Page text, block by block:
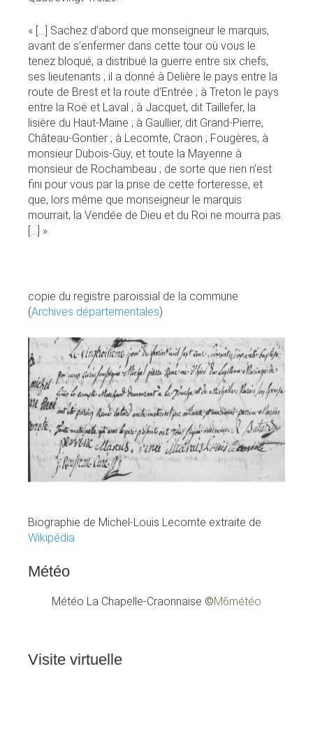
« [...] Sachez d’abord que monseigneur le marquis,
avant de s’enfermer dans cette tour où vous le
tenez bloqué, a distribué la guerre entre six chefs,
ses lieutenants ; il a donné à Delière le pays entre la
route de Brest et la route d’Entrée ; à Treton le pays
entre la Roë et Laval ; à Jacquet, dit Taillefer, la
lisière du Haut-Maine ; à Gaullier, dit Grand-Pierre,
Château-Gontier ; à Lecomte, Craon ; Fougères, à
monsieur Dubois-Guy, et toute la Mayenne à
monsieur de Rochambeau ; de sorte que rien n’est
fini pour vous par la prise de cette forteresse, et
que, lors même que monseigneur le marquis
mourrait, la Vendée de Dieu et du Roi ne mourra pas.
[...] »
copie du registre paroissial de la commune
(Archives départementales)
Biographie de Michel-Louis Lecomte extraite de
Wikipédia
Météo
Météo La Chapelle-Craonnaise ©M6météo
Visite virtuelle